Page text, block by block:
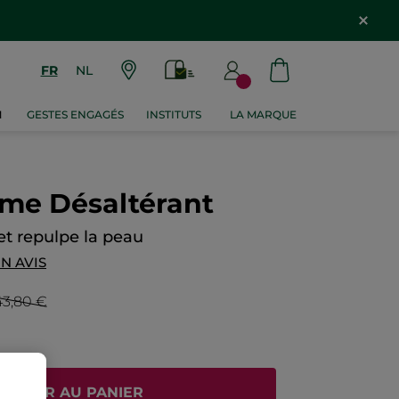
FR NL
GESTES ENGAGÉS INSTITUTS LA MARQUE
Désaltérant
repulpe la peau
AVIS
€
AU PANIER